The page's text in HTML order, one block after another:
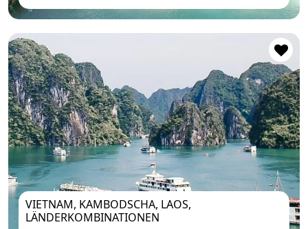
VIETNAM, KAMBODSCHA, LAOS,
LÄNDERKOMBINATIONEN